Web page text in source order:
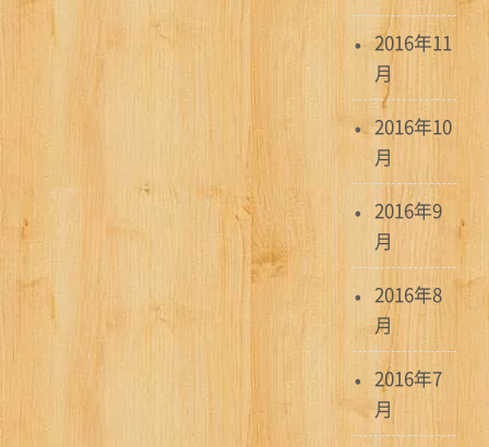
2016年11
月
2016年10
月
2016年9
月
2016年8
月
2016年7
月